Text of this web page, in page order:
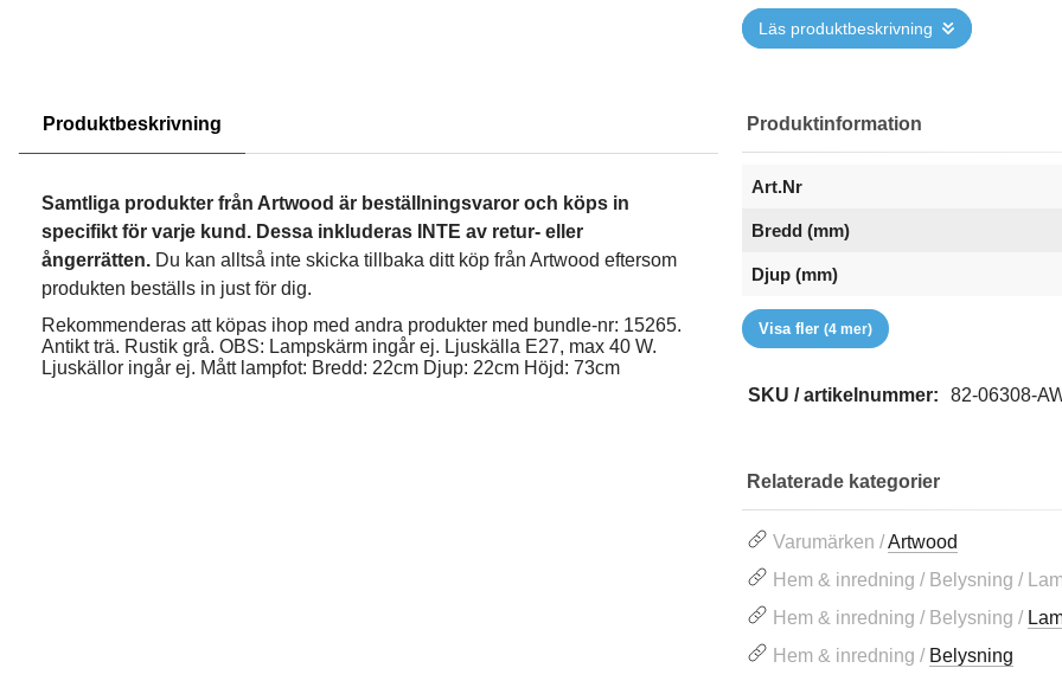
Läs produktbeskrivning
Produktbeskrivning
Samtliga produkter från Artwood är beställningsvaror och köps in
specifikt för varje kund. Dessa inkluderas INTE av retur- eller
ångerrätten. Du kan alltså inte skicka tillbaka ditt köp från Artwood eftersom
produkten beställs in just för dig.
Rekommenderas att köpas ihop med andra produkter med bundle-nr: 15265.
Antikt trä. Rustik grå. OBS: Lampskärm ingår ej. Ljuskälla E27, max 40 W.
Ljuskällor ingår ej. Mått lampfot: Bredd: 22cm Djup: 22cm Höjd: 73cm
Produktinformation
Art.Nr
Bredd (mm)
Djup (mm)
EAN
Höjd (mm)
RSK
Varumärke
Visa fler(4 mer)
SKU / artikelnummer: 82-06308-
Relaterade kategorier
Varumärken /Artwood
Hem & inredning / Belysning /
Hem & inredning / Belysning /
Hem & inredning / Belysning